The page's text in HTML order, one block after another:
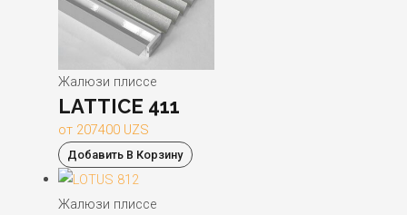
Жалюзи плиссе
LATTICE 411
от 207400 UZS
Добавить В Корзину
Жалюзи плиссе